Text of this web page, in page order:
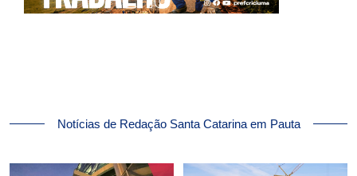
Notícias de Redação Santa Catarina em Pauta